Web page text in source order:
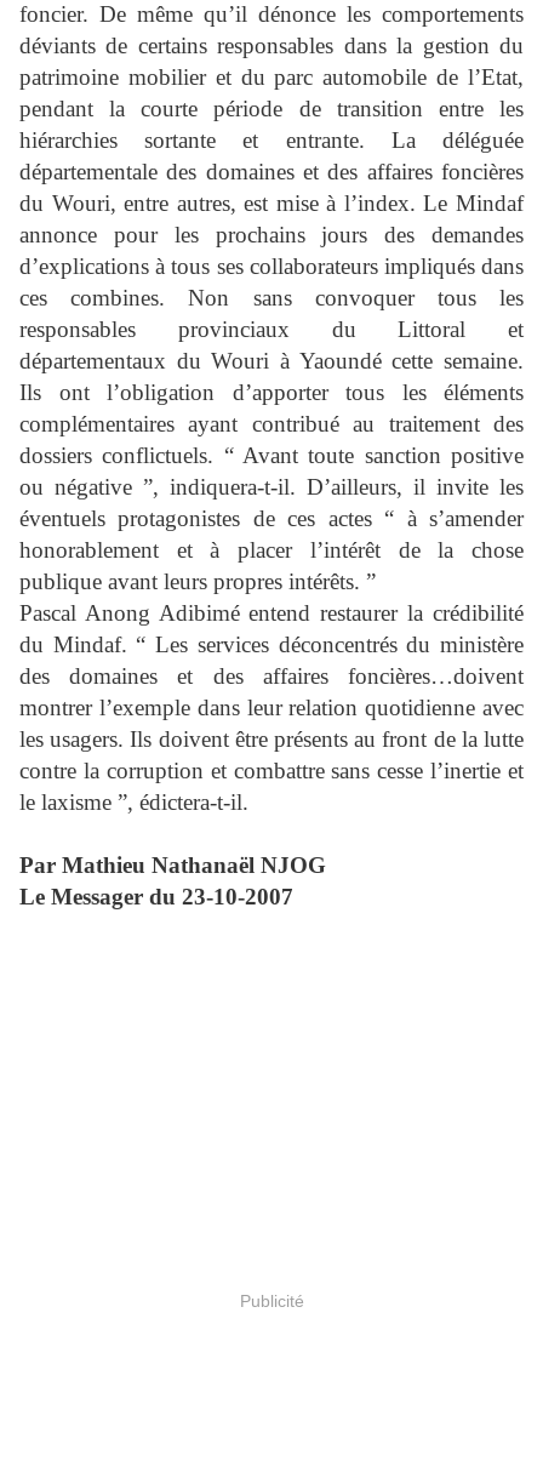
foncier. De même qu’il dénonce les comportements
déviants de certains responsables dans la gestion du
patrimoine mobilier et du parc automobile de l’Etat,
pendant la courte période de transition entre les
hiérarchies sortante et entrante. La déléguée
départementale des domaines et des affaires foncières
du Wouri, entre autres, est mise à l’index. Le Mindaf
annonce pour les prochains jours des demandes
d’explications à tous ses collaborateurs impliqués dans
ces combines. Non sans convoquer tous les
responsables provinciaux du Littoral et
départementaux du Wouri à Yaoundé cette semaine.
Ils ont l’obligation d’apporter tous les éléments
complémentaires ayant contribué au traitement des
dossiers conflictuels. “ Avant toute sanction positive
ou négative ”, indiquera-t-il. D’ailleurs, il invite les
éventuels protagonistes de ces actes “ à s’amender
honorablement et à placer l’intérêt de la chose
publique avant leurs propres intérêts. ”
Pascal Anong Adibimé entend restaurer la crédibilité
du Mindaf. “ Les services déconcentrés du ministère
des domaines et des affaires foncières…doivent
montrer l’exemple dans leur relation quotidienne avec
les usagers. Ils doivent être présents au front de la lutte
contre la corruption et combattre sans cesse l’inertie et
le laxisme ”, édictera-t-il.
Par Mathieu Nathanaël NJOG
Le Messager du 23-10-2007
Publicité